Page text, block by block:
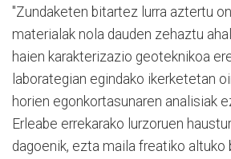
"Zundaketen bitartez lurra aztertu
materialak nola dauden zehaztu
haien karakterizazio geoteknikoa
laborategian egindako ikerketetan
horien egonkortasunaren analisiak
Erleabe errekarako lurzoruen
dagoenik, ezta maila freatiko altuko